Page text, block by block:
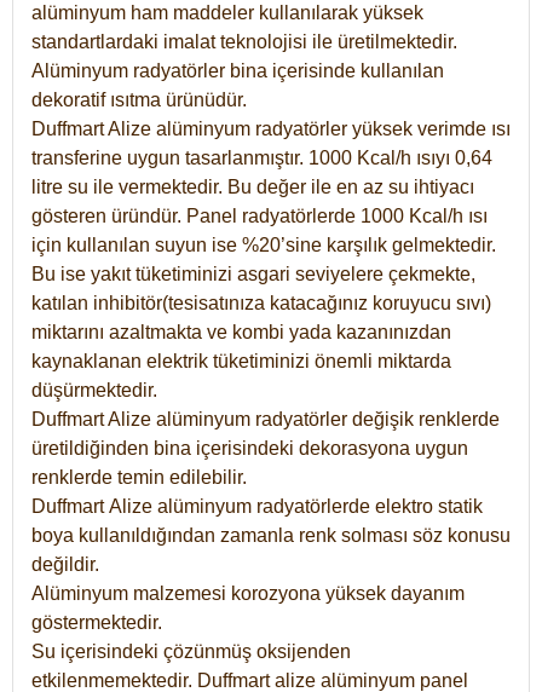
alüminyum ham maddeler kullanılarak yüksek
standartlardaki imalat teknolojisi ile üretilmektedir.
Alüminyum radyatörler bina içerisinde kullanılan
dekoratif ısıtma ürünüdür.
Duffmart Alize alüminyum radyatörler yüksek verimde ısı
transferine uygun tasarlanmıştır. 1000 Kcal/h ısıyı 0,64
litre su ile vermektedir. Bu değer ile en az su ihtiyacı
gösteren üründür. Panel radyatörlerde 1000 Kcal/h ısı
için kullanılan suyun ise %20’sine karşılık gelmektedir.
Bu ise yakıt tüketiminizi asgari seviyelere çekmekte,
katılan inhibitör(tesisatınıza katacağınız koruyucu sıvı)
miktarını azaltmakta ve kombi yada kazanınızdan
kaynaklanan elektrik tüketiminizi önemli miktarda
düşürmektedir.
Duffmart Alize alüminyum radyatörler değişik renklerde
üretildiğinden bina içerisindeki dekorasyona uygun
renklerde temin edilebilir.
DuffmartAlize alüminyum radyatörlerde elektro statik
boya kullanıldığından zamanla renk solması söz konusu
değildir.
Alüminyum malzemesi korozyona yüksek dayanım
göstermektedir.
Su içerisindeki çözünmüş oksijenden
etkilenmemektedir. Duffmart alize alüminyum panel